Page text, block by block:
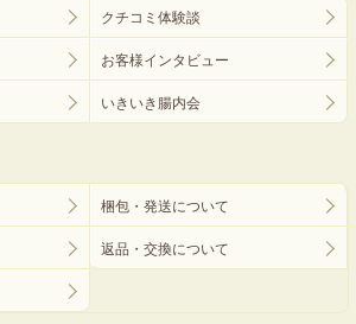
クチコミ体験談
お客様インタビュー
いきいき腸内会
梱包・発送について
返品・交換について